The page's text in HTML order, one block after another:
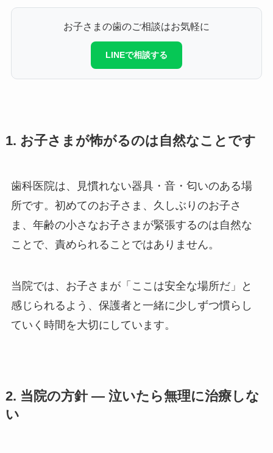
お子さまの歯のご相談はお気軽に
LINEで相談する
1. お子さまが怖がるのは自然なことです
歯科医院は、見慣れない器具・音・匂いのある場
所です。初めてのお子さま、久しぶりのお子さ
ま、年齢の小さなお子さまが緊張するのは自然な
ことで、責められることではありません。
当院では、お子さまが「ここは安全な場所だ」と
感じられるよう、保護者と一緒に少しずつ慣らし
ていく時間を大切にしています。
2. 当院の方針 ― 泣いたら無理に治療しな
い